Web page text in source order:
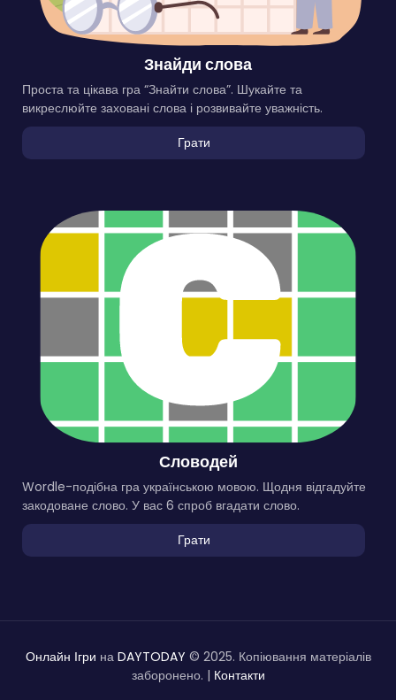
Знайди слова
Проста та цікава гра “Знайти слова”. Шукайте та
викреслюйте заховані слова і розвивайте уважність.
Грати
Словодей
Wordle-подібна гра українською мовою. Щодня відгадуйте
закодоване слово. У вас 6 спроб вгадати слово.
Грати
Онлайн Ігри на DAYTODAY © 2025. Копіювання матеріалів
заборонено. | Контакти